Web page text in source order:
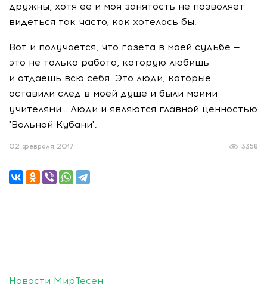
дружны, хотя ее и моя занятость не позволяет
видеться так часто, как хотелось бы.
Вот и получается, что газета в моей судьбе —
это не только работа, которую любишь
и отдаешь всю себя. Это люди, которые
оставили след в моей душе и были моими
учителями… Люди и являются главной ценностью
"Вольной Кубани".
3358
02 февраля 2017
Новости МирТесен